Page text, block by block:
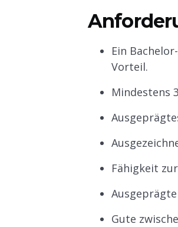
Ein
Vorteil.
Mindestens
Fähigkeit
Gute